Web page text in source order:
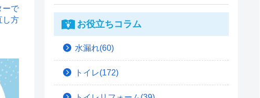
ーで
し方
お役立ちコラム
水漏れ(60)
トイレ(172)